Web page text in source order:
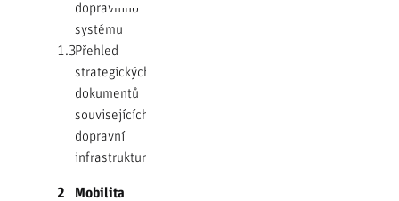
dopravního
systému
1.3Přehled
strategických
dokumentů
souvisejících s
dopravní
infrastrukturou
2
Mobilita